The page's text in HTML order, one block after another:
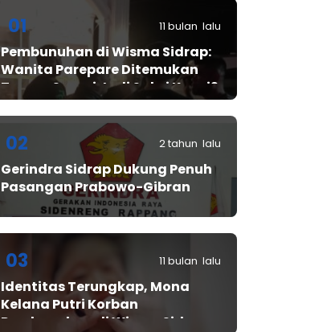
01 11 bulan lalu
Pembunuhan di Wisma Sidrap:
Wanita Parepare Ditemukan
Tewas, Suami Jadi Saksi Kunci?
02 2 tahun lalu
Gerindra Sidrap Dukung Penuh
Pasangan Prabowo-Gibran
03 11 bulan lalu
Identitas Terungkap, Mona
Kelana Putri Korban
Pembunuhan di Wisma Sidrap